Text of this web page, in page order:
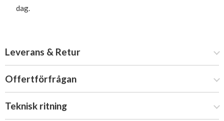
dag.
Leverans & Retur
Offertförfrågan
Teknisk ritning